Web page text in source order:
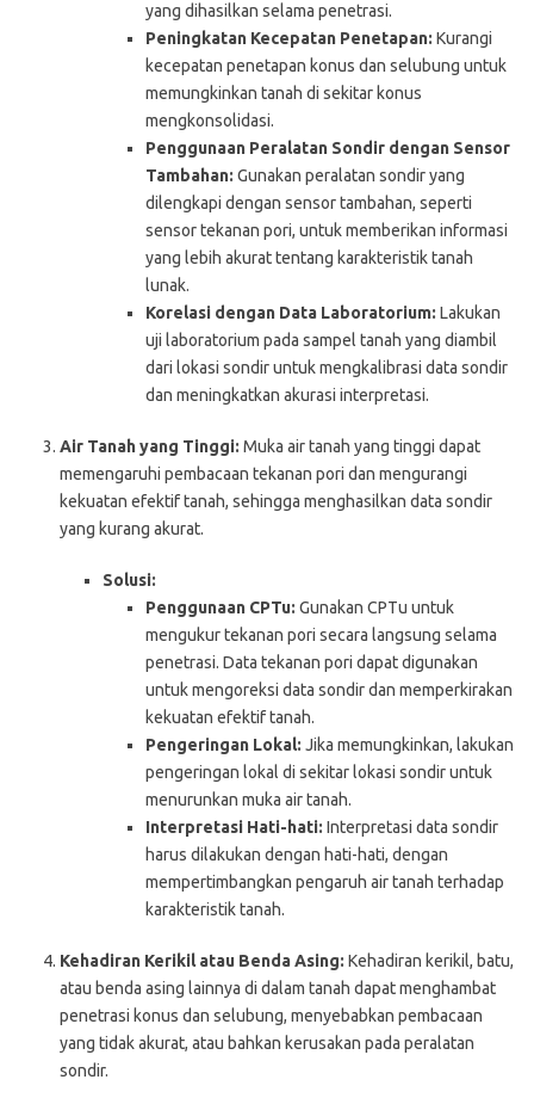
yang dihasilkan selama penetrasi.
Peningkatan Kecepatan Penetapan: Kurangi
kecepatan penetapan konus dan selubung untuk
memungkinkan tanah di sekitar konus
mengkonsolidasi.
Penggunaan Peralatan Sondir dengan Sensor
Tambahan: Gunakan peralatan sondir yang
dilengkapi dengan sensor tambahan, seperti
sensor tekanan pori, untuk memberikan informasi
yang lebih akurat tentang karakteristik tanah
lunak.
Korelasi dengan Data Laboratorium: Lakukan
uji laboratorium pada sampel tanah yang diambil
dari lokasi sondir untuk mengkalibrasi data sondir
dan meningkatkan akurasi interpretasi.
Air Tanah yang Tinggi: Muka air tanah yang tinggi dapat
memengaruhi pembacaan tekanan pori dan mengurangi
kekuatan efektif tanah, sehingga menghasilkan data sondir
yang kurang akurat.
Solusi:
Penggunaan CPTu: Gunakan CPTu untuk
mengukur tekanan pori secara langsung selama
penetrasi. Data tekanan pori dapat digunakan
untuk mengoreksi data sondir dan memperkirakan
kekuatan efektif tanah.
Pengeringan Lokal: Jika memungkinkan, lakukan
pengeringan lokal di sekitar lokasi sondir untuk
menurunkan muka air tanah.
Interpretasi Hati-hati: Interpretasi data sondir
harus dilakukan dengan hati-hati, dengan
mempertimbangkan pengaruh air tanah terhadap
karakteristik tanah.
Kehadiran Kerikil atau Benda Asing: Kehadiran kerikil, batu,
atau benda asing lainnya di dalam tanah dapat menghambat
penetrasi konus dan selubung, menyebabkan pembacaan
yang tidak akurat, atau bahkan kerusakan pada peralatan
sondir.